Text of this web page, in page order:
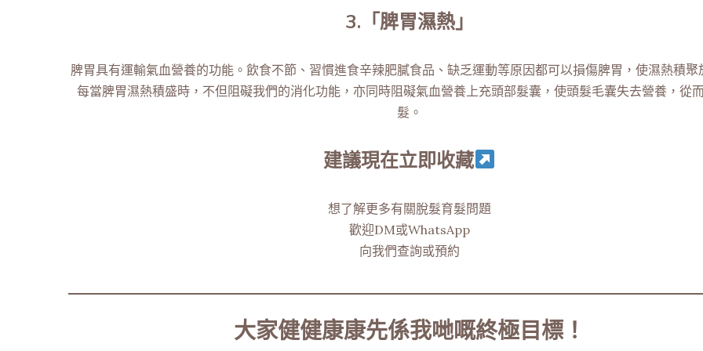
3.「脾胃濕熱」
脾胃具有運輸氣血營養的功能。飲食不節、習慣進食辛辣肥膩食品、缺乏運動等原因都可以損傷脾胃，使濕熱積聚
每當脾胃濕熱積盛時，不但阻礙我們的消化功能，亦同時阻礙氣血營養上充頭部髮囊，使頭髮毛囊失去營養，從
髮。
建議現在立即收藏
想了解更多有關脫髮育髮問題
歡迎DM或WhatsApp
向我們查詢或預約
大家健健康康先係我哋嘅終極目標！